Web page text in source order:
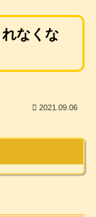
なくな
2021.09.06